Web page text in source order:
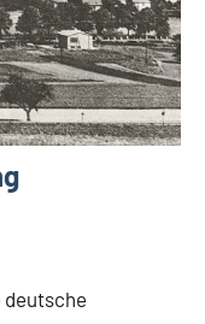
deutsche